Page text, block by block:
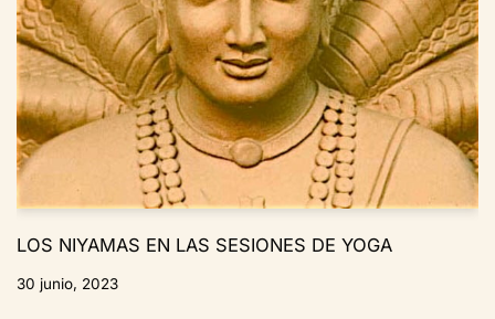
LOS NIYAMAS EN LAS SESIONES DE YOGA
30 junio, 2023